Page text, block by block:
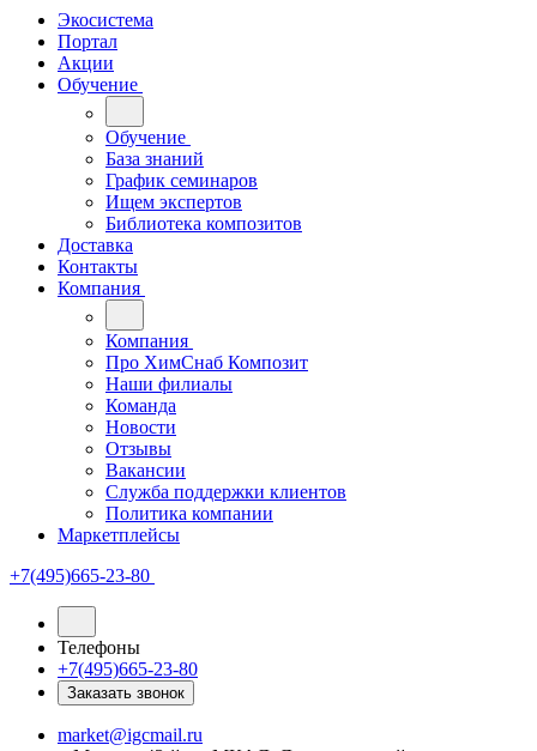
Экосистема
Портал
Акции
Обучение
Обучение
База знаний
График семинаров
Ищем экспертов
Библиотека композитов
Доставка
Контакты
Компания
Компания
Про ХимСнаб Композит
Наши филиалы
Команда
Новости
Отзывы
Вакансии
Служба поддержки клиентов
Политика компании
Маркетплейсы
+7(495)665-23-80
Телефоны
+7(495)665-23-80
Заказать звонок
market@igcmail.ru